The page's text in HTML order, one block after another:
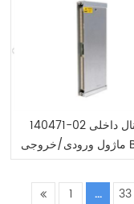
140471-02 ترمینال داخلی
ماژول ورودی/خروجی Bently
Nevada 3500/
3500/64
1 ... 33